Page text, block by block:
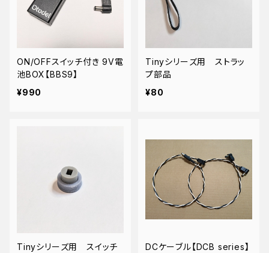
ON/OFFスイッチ付き 9V電
池BOX【BBS9】
¥990
Tinyシリーズ用 ストラッ
プ部品
¥80
Tinyシリーズ用 スイッチ
DCケーブル【DCB series】